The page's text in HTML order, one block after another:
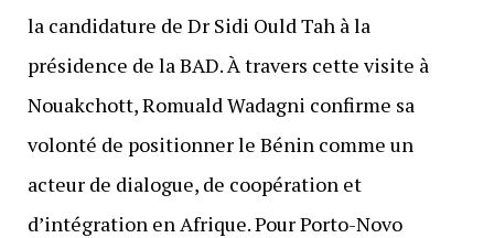
la candidature de Dr Sidi Ould Tah à la
présidence de la BAD. À travers cette visite à
Nouakchott, Romuald Wadagni confirme sa
volonté de positionner le Bénin comme un
acteur de dialogue, de coopération et
d’intégration en Afrique. Pour Porto-Novo